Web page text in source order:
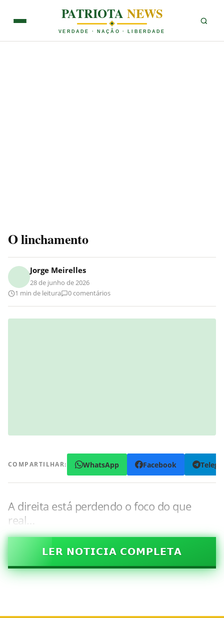
PATRIOTANEWS
VERDADE · NAÇÃO · LIBERDADE
O linchamento
Jorge Meirelles
28 de junho de 2026
1 min de leitura
0 comentários
COMPARTILHAR: WhatsApp Facebook
A direita está perdendo o foco do que
real…
𝗟𝗘𝗥 𝗡𝗢𝗧𝗜𝗖𝗜𝗔 𝗖𝗢𝗠𝗣𝗟𝗘𝗧𝗔